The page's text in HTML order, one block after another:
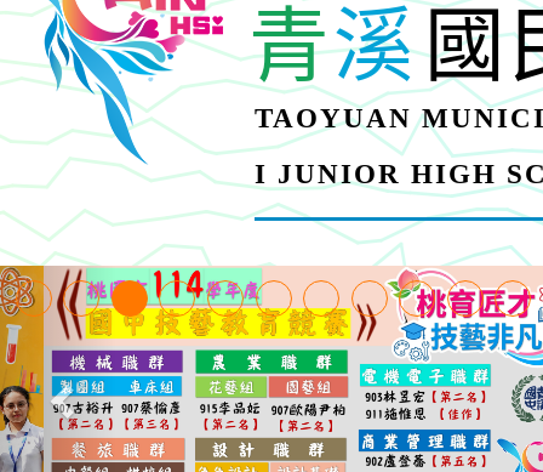
青溪國
TAOYUAN
I JUNIOR HIGH
【甄選結果(第11招)】